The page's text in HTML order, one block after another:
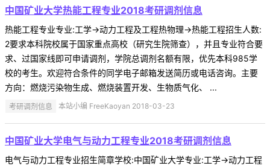
中国矿业大学热能工程专业2018考研调剂信息
热能工程专业专业:工学->动力工程及工程热物理->热能工程招生人数:
2要求本科院校属于国家重点高校（研究生院筛查），并且专业符合要
求、过国家线即可申请调剂，学院总调剂名额有限，优先本科985学
校的考生。欢迎符合条件的同学电子邮箱发送简历或电话咨询。主要
方向：燃烧污染物生成、燃烧装置开发、生物质气化、 ...
考研调剂信息 本站小编 FreeKaoyan 2018-03-23
中国矿业大学电气与动力工程专业2018考研调剂信息
电气与动力工程专业招生简章学校:中国矿业大学专业:工学->动力工程